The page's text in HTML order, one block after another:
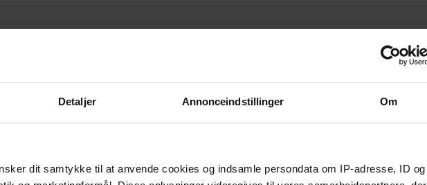
Detaljer Annonceindstillinger Om
dit samtykke til at anvende cookies og indsamle persondata om IP-adresse, ID og
Bliv nyt Danhostel
Danhostels på Sjælland
Danhostels i Jylland